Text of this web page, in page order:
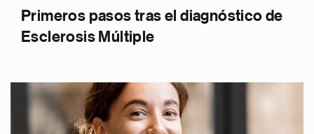
Primeros pasos tras el diagnóstico de
Esclerosis Múltiple